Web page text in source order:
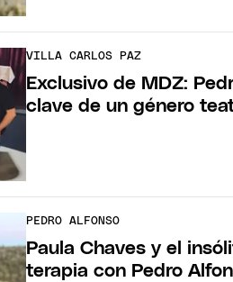
VILLA CARLOS PAZ
Exclusivo de MDZ:
clave de un género
PEDRO ALFONSO
Paula Chaves y el
terapia con Pedro